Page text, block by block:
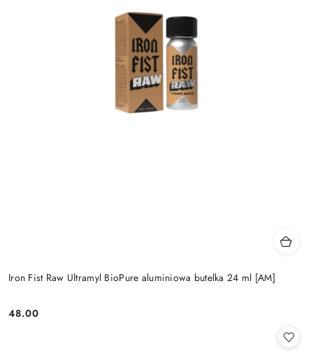
Iron Fist Raw Ultramyl BioPure aluminiowa butelka 24 ml [AM]
Cena:
48.00